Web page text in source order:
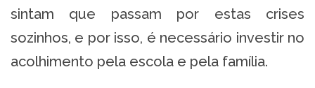
sintam que passam por estas crises
sozinhos, e por isso, é necessário investir no
acolhimento pela escola e pela família.